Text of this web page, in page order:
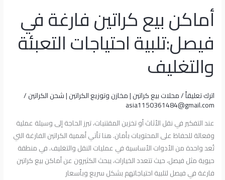
أماكن بيع كراتين فارغة في
فيصل:تلبية احتياجات التعبئة
والتغليف
اترك تعليقاً/محلات بيع كراتين | مخازن وتوزيع الكراتين | شحن الكراتين/
asia1150361484@gmail.com
عند التفكير في نقل الأثاث أو تخزين المقتنيات، تبرز الحاجة إلى وسيلة عملية
وفعالة للحفاظ على المحتويات بأمان. هنا تأتي أهمية الكراتين الفارغة التي
تُعد واحدة من الأدوات الأساسية في عمليات النقل والتغليف. في منطقة
حيوية مثل فيصل، حيث تتعدد الخيارات، يبحث الكثيرون عن أماكن بيع كراتين
فارغة في فيصل لتلبية احتياجاتهم بشكل سريع وبأسعار